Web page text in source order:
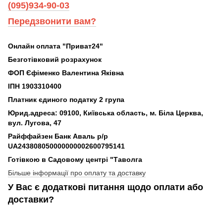
(095)934-90-03
Передзвонити вам?
Онлайн оплата "Приват24"
Безготівковий розрахунок
ФОП Єфіменко Валентина Яківна
ІПН 1903310400
Платник єдиного податку 2 група
Юрид.адреса: 09100, Київська область, м. Біла Церква,
вул. Лугова, 47
Райффайзен Банк Аваль р/р
UA243808050000000002600795141
Готівкою в Садовому центрі "Таволга
Більше інформації про оплату та доставку
У Вас є додаткові питання щодо оплати або
доставки?